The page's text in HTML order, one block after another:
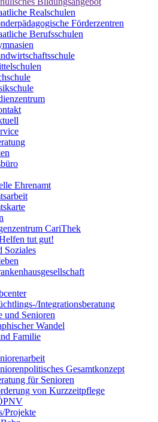
Realschulen
Förderzentren
Berufsschulen
Ehrenamt
CariThek
tut gut!
Soziales
Integrationsberatung
und Senioren
Wandel
Familie
Gesamtkonzept
für Senioren
von Kurzzeitpflege
Projekte